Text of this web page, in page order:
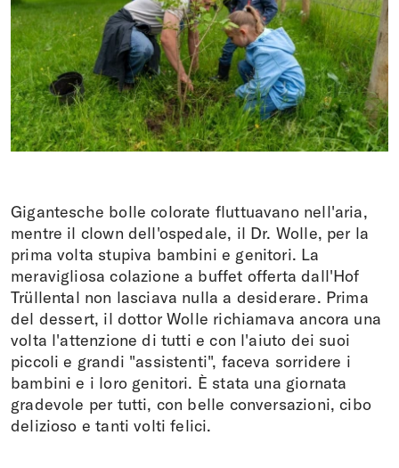
Fare una donazione
IT DE FR EN
Gigantesche bolle colorate fluttuavano nell'aria,
mentre il clown dell'ospedale, il Dr. Wolle, per la
prima volta stupiva bambini e genitori. La
meravigliosa colazione a buffet offerta dall'Hof
Trüllental non lasciava nulla a desiderare. Prima
del dessert, il dottor Wolle richiamava ancora una
volta l'attenzione di tutti e con l'aiuto dei suoi
piccoli e grandi "assistenti", faceva sorridere i
bambini e i loro genitori. È stata una giornata
gradevole per tutti, con belle conversazioni, cibo
delizioso e tanti volti felici.